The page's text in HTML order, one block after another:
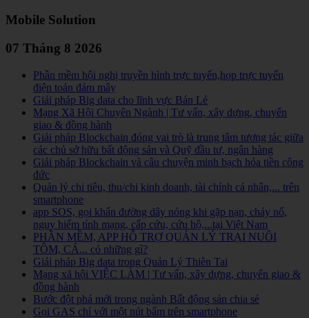
Mobile Solution
07 Tháng 8 2026
Phần mềm hội nghị truyền hình trực tuyến,họp trực tuyến
điện toán đám mây
Giải pháp Big data cho lĩnh vực Bán Lẻ
Mạng Xã Hội Chuyên Ngành | Tư vấn, xây dựng, chuyển
giao & đồng hành
Giải pháp Blockchain đóng vai trò là trung tâm tương tác giữa
các chủ sở hữu bất động sản và Quỹ đầu tư, ngân hàng
Giải pháp Blockchain và câu chuyện minh bạch hóa tiền công
đức
Quản lý chi tiêu, thu/chi kinh doanh, tài chính cá nhân,... trên
smartphone
app SOS, gọi khẩn đường dây nóng khi gặp nạn, cháy nổ,
nguy hiểm tính mạng, cấp cứu, cứu hộ,...tại Việt Nam
PHẦN MỀM, APP HỖ TRỢ QUẢN LÝ TRẠI NUÔI
TÔM, CÁ... có những gì?
Giải pháp Big data trong Quản Lý Thiên Tai
Mạng xã hội VIỆC LÀM | Tư vấn, xây dựng, chuyển giao &
đồng hành
Bước đột phá mới trong ngành Bất động sản chia sẻ
Gọi GAS chỉ với một nút bấm trên smartphone